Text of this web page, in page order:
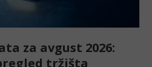
za avgust 2026:
tržišta